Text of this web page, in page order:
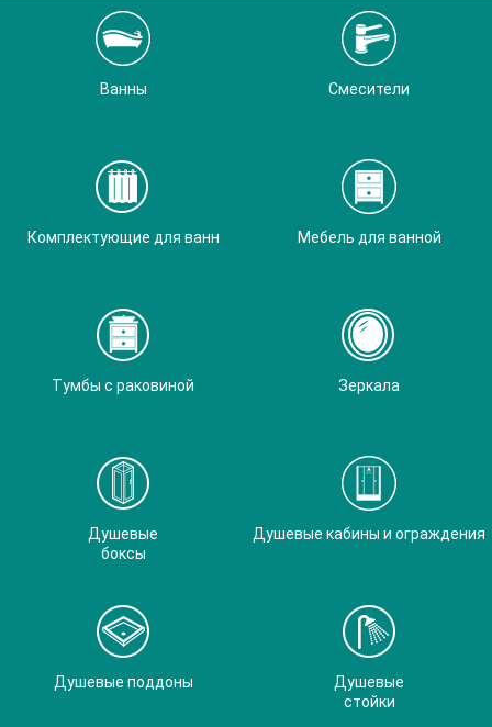
Ванны Смесители
Комплектующие для ванн Мебель для ванной
Тумбы с раковиной Зеркала
Душевые
боксы
Душевые кабины и ограждения
Душевые поддоны
Душевые
стойки